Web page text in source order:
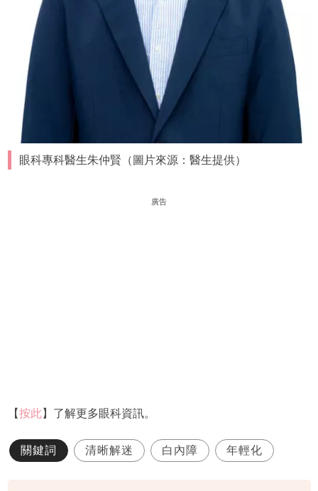
眼科專科醫生朱仲賢（圖片來源：醫生提供）
廣告
【按此】了解更多眼科資訊。
關鍵詞 清晰解迷 白內障 年輕化